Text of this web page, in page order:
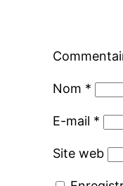
Nom *
E-mail *
Site web